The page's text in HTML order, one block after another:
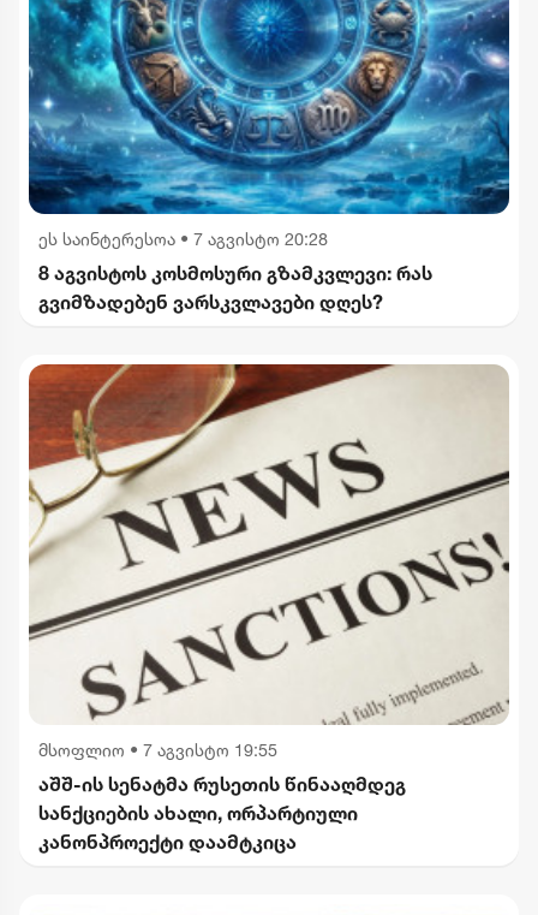
ეს საინტერესოა • 7 აგვისტო 20:28
8 აგვისტოს კოსმოსური გზამკვლევი: რას
გვიმზადებენ ვარსკვლავები დღეს?
მსოფლიო • 7 აგვისტო 19:55
აშშ-ის სენატმა რუსეთის წინააღმდეგ
სანქციების ახალი, ორპარტიული
კანონპროექტი დაამტკიცა